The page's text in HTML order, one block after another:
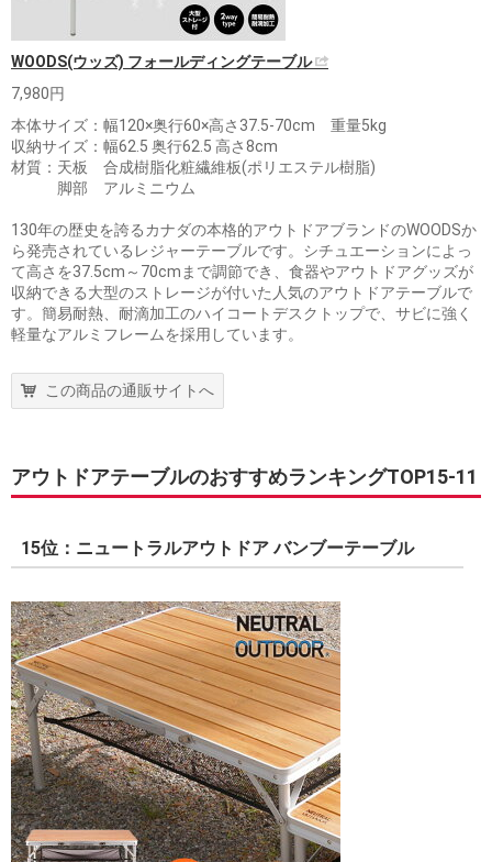
WOODS(ウッズ) フォールディングテーブル
7,980円
本体サイズ：幅120×奥行60×高さ37.5-70cm 重量5kg
収納サイズ：幅62.5 奥行62.5 高さ8cm
材質：天板 合成樹脂化粧繊維板(ポリエステル樹脂)
脚部 アルミニウム
130年の歴史を誇るカナダの本格的アウトドアブランドのWOODSか
ら発売されているレジャーテーブルです。シチュエーションによっ
て高さを37.5cm～70cmまで調節でき、食器やアウトドアグッズが
収納できる大型のストレージが付いた人気のアウトドアテーブルで
す。簡易耐熱、耐滴加工のハイコートデスクトップで、サビに強く
軽量なアルミフレームを採用しています。
この商品の通販サイトへ
アウトドアテーブルのおすすめランキングTOP15-11
15位：ニュートラルアウトドア バンブーテーブル